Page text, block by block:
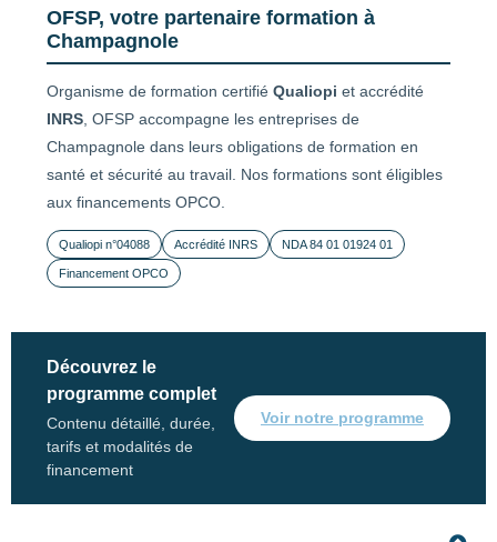
OFSP, votre partenaire formation à
Champagnole
Organisme de formation certifié Qualiopi et accrédité
INRS , OFSP accompagne les entreprises de
Champagnole dans leurs obligations de formation en
santé et sécurité au travail. Nos formations sont éligibles
aux financements OPCO.
Qualiopi n°04088 Accrédité INRS NDA 84 01 01924 01
Financement OPCO
Découvrez le
programme complet
Contenu détaillé, durée,
tarifs et modalités de
financement
Voir notre programme